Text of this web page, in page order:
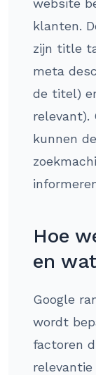
website
klanten.
zijn title
meta
de titel)
relevant).
kunnen
Hoe
en
Google
wordt
factoren